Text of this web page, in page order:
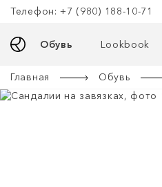
Телефон: +7 (980) 188-10-71
Обувь Lookbook
Главная Обувь